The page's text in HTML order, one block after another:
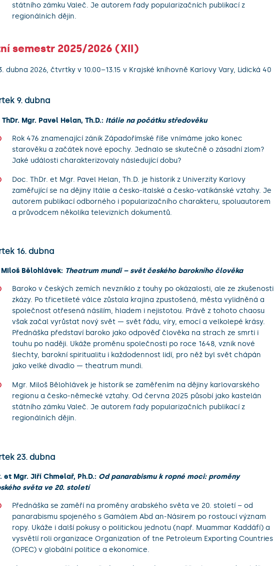
státního zámku Valeč. Je autorem řady popularizačních publikací z
regionálních dějin.
semestr 2025/2026 (XII)
dubna 2026, čtvrtky v 10.00–13.15 v Krajské knihovně Karlovy Vary, Lidická 40
9. dubna
ThDr. Mgr. Pavel Helan, Th.D.: Itálie na počátku středověku
Rok 476 znamenající zánik Západořímské říše vnímáme jako konec
starověku a začátek nové epochy. Jednalo se skutečně o zásadní zlom?
Jaké události charakterizovaly následující dobu?
Doc. ThDr. et Mgr. Pavel Helan, Th.D. je historik z Univerzity Karlovy
zaměřující se na dějiny Itálie a česko-italské a česko-vatikánské vztahy. Je
autorem publikací odborného i popularizačního charakteru, spoluautorem
a průvodcem několika televizních dokumentů.
16. dubna
Miloš Bělohlávek: Theatrum mundi – svět českého barokního člověka
Baroko v českých zemích nevzniklo z touhy po okázalosti, ale ze zkušenosti
zkázy. Po třicetileté válce zůstala krajina zpustošená, města vylidněná a
společnost otřesená násilím, hladem i nejistotou. Právě z tohoto chaosu
však začal vyrůstat nový svět — svět řádu, víry, emocí a velkolepé krásy.
Přednáška představí baroko jako odpověď člověka na strach ze smrti i
touhu po naději. Ukáže proměnu společnosti po roce 1648, vznik nové
šlechty, barokní spiritualitu i každodennost lidí, pro něž byl svět chápán
jako velké divadlo — theatrum mundi.
Mgr. Miloš Bělohlávek je historik se zaměřením na dějiny karlovarského
regionu a česko-německé vztahy. Od června 2025 působí jako kastelán
státního zámku Valeč. Je autorem řady popularizačních publikací z
regionálních dějin.
23. dubna
et Mgr. Jiří Chmelař, Ph.D.: Od panarabismu k ropné moci: proměny
světa ve 20. století
Přednáška se zaměří na proměny arabského světa ve 20. století – od
panarabismu spojeného s Gamálem Abd an-Násirem po rostoucí význam
ropy. Ukáže i další pokusy o politickou jednotu (např. Muammar Kaddáfí) a
vysvětlí roli organizace Organization of tne Petroleum Exporting Countries
(OPEC) v globální politice a ekonomice.